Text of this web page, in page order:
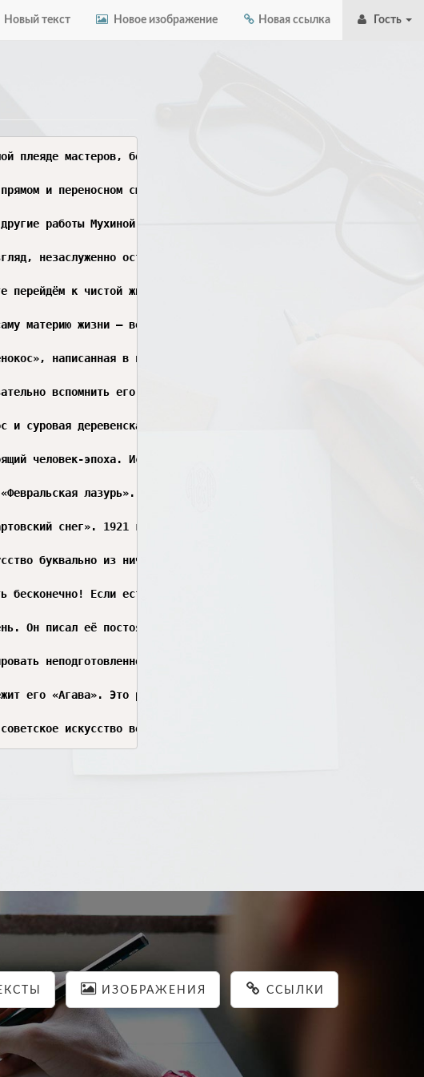
Новый текст Новое изображение Новая ссылка Гость
выколачивая их по деревянным формам. Это была работа на стыке высокого искусства и передовой инженерии. И посмотрите, какой эффект: вроде бы две фигуры, мужчина и женщина, шагают вперёд, но этот шаг настолько лёгок, настолько стремителен, что многотонная махина буквально парит. Этот летящий, развевающийся шарф — с инженерной точки зрения он служит дополнительной опорой, а с художественной — придаёт всей группе состояние вечного, неостановимого полёта. Это действительно образ, который на десятилетия вперёд определил, как мир видит советского человека: не задавленного трудом, а окрылённого, могучего и свободного.

Но если мы отойдём от этого грандиозного символа и посмотрим на другие работы Мухиной, мы увидим её совершенно иной. Вот, скажем, её «Крестьянка», созданная ещё в 1927 году. Это совсем другая пластика. Никакого полёта, никакой стали. Перед нами стоит женщина, которая выглядит так, будто её вылепили из той самой земли, на которой она работает. Она крепко стоит на ногах, уперев руки в бока, и в этой её позе — спокойная, почти величавая уверенность. Мухина не делает из неё
ИЗОБРАЖЕНИЯ ССЫЛКИ